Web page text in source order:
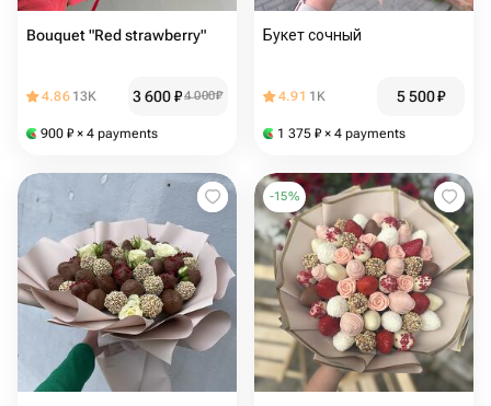
Bouquet "Red strawberry"
4.86 13K 3 600₽4 000₽
900 ₽ × 4 payments
Букет сочный
4.91 1K 5 500₽
1 375 ₽ × 4 payments
-15%